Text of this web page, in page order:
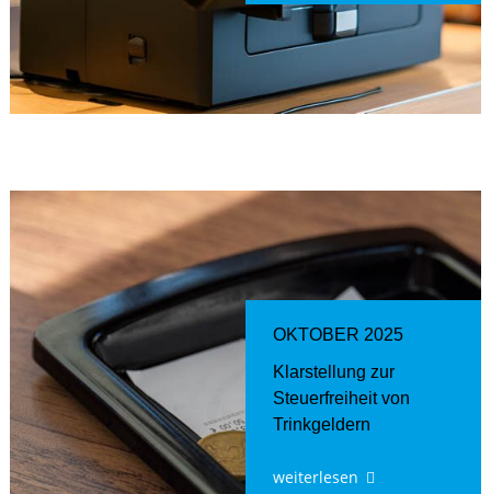
OKTOBER 2025
Klarstellung zur
Steuerfreiheit von
Trinkgeldern
weiterlesen